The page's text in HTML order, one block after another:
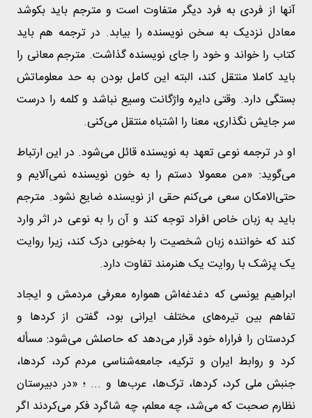
آنها از فردی به فرد دیگر متفاوت است و مترجم باید بکوشد
معادل نزدیک به سخن نویسنده را بیابد. در ترجمه هم باید
کتاب را خواند و خود را جای نویسنده گذاشت. مترجم معانی را
باید کاملا منتقل کند، البته این کامل بودن به حد معلوماتش
بستگی دارد. وقتی دایره واژگانت وسیع نباشد و کلمه را درست
سر جایش نگذاری، معنا را اشتباه منتقل می‌کنی.
او در ترجمه نوعی تعهد به نویسنده قائل می‌شود. در این ارتباط
می‌گوید: «من معمولا دستم را به خون نویسنده نمی‌آلایم و
حتی‌الامکان سعی می‌کنم حقی از نویسنده ضایع نشود. مترجم
باید به زبان خاص افراد توجه کند و آن را به نوعی در اثر وارد
کند که خواننده زبان شخصیت را به‌خوبی درک کند، زیرا روایت
یک پزشک با روایت یک هنرمند تفاوت دارد.
ابراهیم یونسی که دغدغه‌اش همواره معرفی مردمش و ایجاد
تفاهم بین تیره‌های مختلف ایرانی بود، گفتن از کردها و
کردستان را فراراه خود قرار می‌دهد که حاصلش می‌شود: مسأله‌
کرد و روابط ایران و ترکیه، جامعه‌شناسی مردم کرد، کردها،
جنبش ملی کرد، کردها، ترک‌ها، عرب‌ها و ... ؛ «در دبیرستان
نظارم صحبت که می‌شد، چه معلم، چه شاگرد فکر می‌کردند اگر